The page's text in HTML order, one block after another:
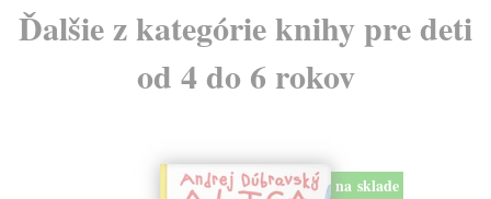
Ďalšie z kategórie knihy pre deti
od 4 do 6 rokov
na sklade